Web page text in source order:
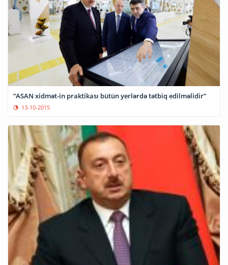
“ASAN xidmət-in praktikası bütün yerlərdə tətbiq edilməlidir”
13-10-2015